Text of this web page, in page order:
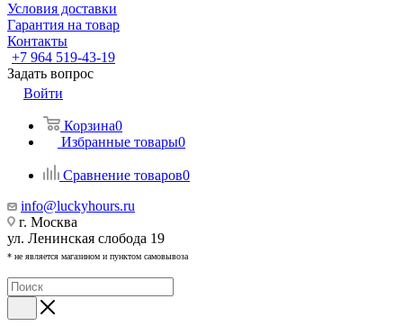
Условия доставки
Гарантия на товар
Контакты
+7 964 519-43-19
Задать вопрос
Войти
Корзина0
Избранные товары0
Сравнение товаров0
info@luckyhours.ru
г. Москва
ул. Ленинская слобода 19
* не является магазином и пунктом самовывоза